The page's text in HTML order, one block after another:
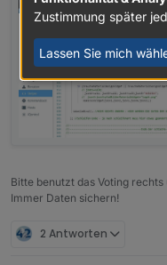
Bitte benutzt das Voting
Immer Daten sichern!
2 Antworten
Zustimmung später
Lassen Sie mich